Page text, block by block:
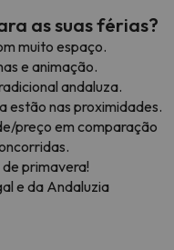
as suas férias?
muito espaço.
e animação.
andaluza.
estão nas proximidades.
preço em comparação
primavera!
e da Andaluzia